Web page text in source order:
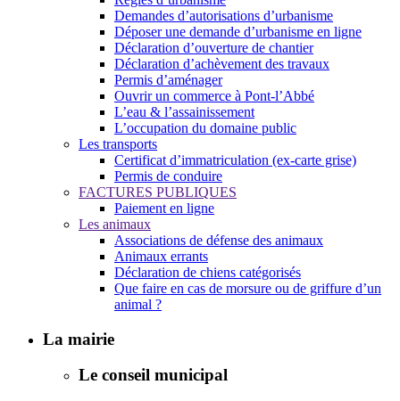
Demandes d’autorisations d’urbanisme
Déposer une demande d’urbanisme en ligne
Déclaration d’ouverture de chantier
Déclaration d’achèvement des travaux
Permis d’aménager
Ouvrir un commerce à Pont-l’Abbé
L’eau & l’assainissement
L’occupation du domaine public
Les transports
Certificat d’immatriculation (ex-carte grise)
Permis de conduire
FACTURES PUBLIQUES
Paiement en ligne
Les animaux
Associations de défense des animaux
Animaux errants
Déclaration de chiens catégorisés
Que faire en cas de morsure ou de griffure d’un
animal ?
La mairie
Le conseil municipal